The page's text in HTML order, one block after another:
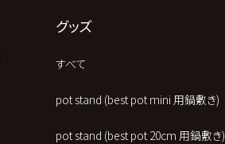
グッズ
すべて
pot stand (best pot mini 用鍋敷き)
pot stand (best pot 20cm 用鍋敷き)